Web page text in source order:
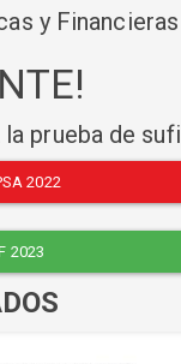
y Financieras
prueba de
2022
2023